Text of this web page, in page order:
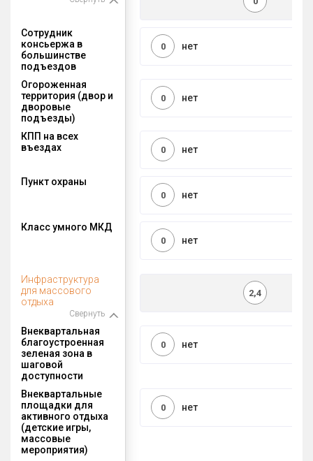
Сотрудник
консьержа в
большинстве
подъездов
нет
0
Огороженная
территория (двор и
дворовые
подъезды)
нет
0
КПП на всех
въездах
нет
0
Пункт охраны
нет
0
Класс умного МКД
нет
0
Инфраструктура
для массового
отдыха
Свернуть
2,4
Внеквартальная
благоустроенная
зеленая зона в
шаговой
доступности
нет
0
Внеквартальные
площадки для
активного отдыха
(детские игры,
массовые
мероприятия)
нет
0